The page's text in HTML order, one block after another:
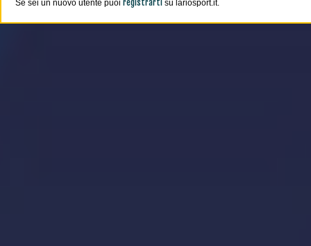
Se sei un nuovo utente puoi registrarti su lariosport.it.